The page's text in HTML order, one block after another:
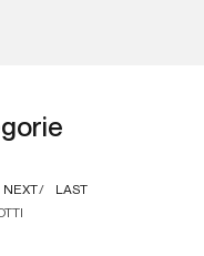
NEXT LAST